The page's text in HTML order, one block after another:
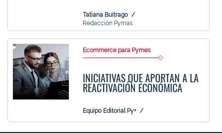
Tatiana Buitrago
Redacción Pymas
Ecommerce para Pymes
INICIATIVAS QUE APORTAN A LA
REACTIVACIÓN ECONÓMICA
Equipo Editorial Py+